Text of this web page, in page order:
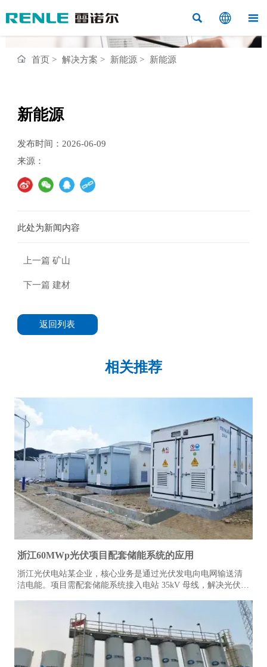
  
首页> 解决方案 > 新能源 > 新能源
新能源
发布时间：2026-06-09
来源：
此处为新闻内容
上一篇 矿山
下一篇 建材
返回列表
相关推荐
浙江60MWp光伏项目配套储能系统的应用
浙江光伏电站某企业，核心业务是通过光伏发电向电网输送清
洁电能。项目需配套储能系统接入电站 35kV 母线，解决光伏出